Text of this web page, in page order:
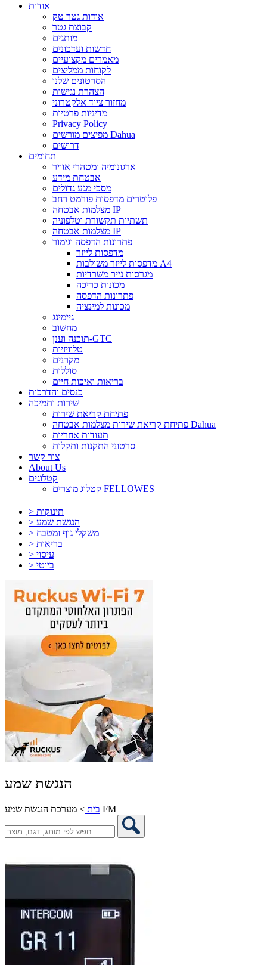
אודות
אודות גטר טק
קבוצת גטר
מותגים
חדשות ועדכונים
מאמרים מקצועיים
לקוחות ממליצים
הסרטונים שלנו
הצהרת נגישות
מחזור ציוד אלקטרוני
מדיניות פרטיות
Privacy Policy
מפיצים מורשים Dahua
דרושים
תחומים
ארגונומיה ומטהרי אוויר
אבטחת מידע
מסכי מגע גדולים
פלוטרים מדפסות פורמט רחב
מצלמות אבטחה IP
תשתיות תקשורת וטלפוניה
מצלמות אבטחה IP
פתרונות הדפסה וגימור
מדפסות לייזר
מדפסות לייזר משולבות A4
מגרסות נייר משרדיות
מכונות כריכה
פתרונות הדפסה
מכונות למינציה
גיימינג
מחשוב
תוכנה וענן-GTC
טלוויזיות
מקרנים
סוללות
בריאות ואיכות חיים
כנסים והדרכות
שירות ותמיכה
פתיחת קריאת שירות
פתיחת קריאת שירות מצלמות אבטחה Dahua
תעודות אחריות
סרטוני התקנות ותקלות
צור קשר
About Us
קטלוגים
קטלוג מוצרים FELLOWES
> תינוקות
> הנגשת שמע
> משקלי גוף ומטבח
> בריאות
> עיסוי
> ביוטי
הנגשת שמע
בית > מערכת הנגשת שמע FM